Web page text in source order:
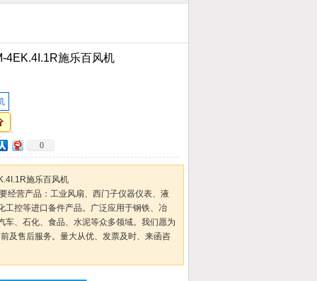
4EK.4I.1R施乐百风机
0
施乐百风机
经营产品：工业风扇、西门子仪器仪表、液
工控等进口备件产品。广泛应用于钢铁、冶
车、石化、食品、水泥等众多领域。我们愿为
及售后服务。量大从优、发票及时、来函咨